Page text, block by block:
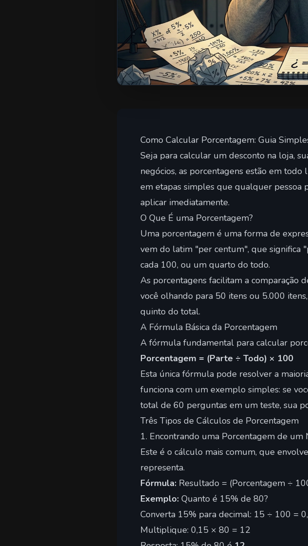
Como Calcular Porcentagem: Guia
Seja para calcular um desconto na loja,
negócios, as porcentagens estão em
em etapas simples que qualquer pessoa
aplicar imediatamente.
O Que É uma Porcentagem?
Uma porcentagem é uma forma de
vem do latim "per centum", que significa
cada 100, ou um quarto do todo.
As porcentagens facilitam a comparação
você olhando para 50 itens ou 5.000
quinto do total.
A Fórmula Básica da Porcentagem
A fórmula fundamental para calcular
Porcentagem = (Parte ÷ Todo) × 100
Esta única fórmula pode resolver a
funciona com um exemplo simples: se
total de 60 perguntas em um teste, sua
Três Tipos de Cálculos de Porcentagem
1. Encontrando uma Porcentagem de um
Este é o cálculo mais comum, que
representa.
Fórmula: Resultado = (Porcentagem ÷
Exemplo: Quanto é 15% de 80?
Converta 15% para decimal: 15 ÷ 100 =
Multiplique: 0,15 × 80 = 12